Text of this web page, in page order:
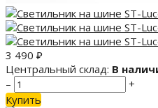
3 490 ₽
Центральный склад: В
–
+
Купить